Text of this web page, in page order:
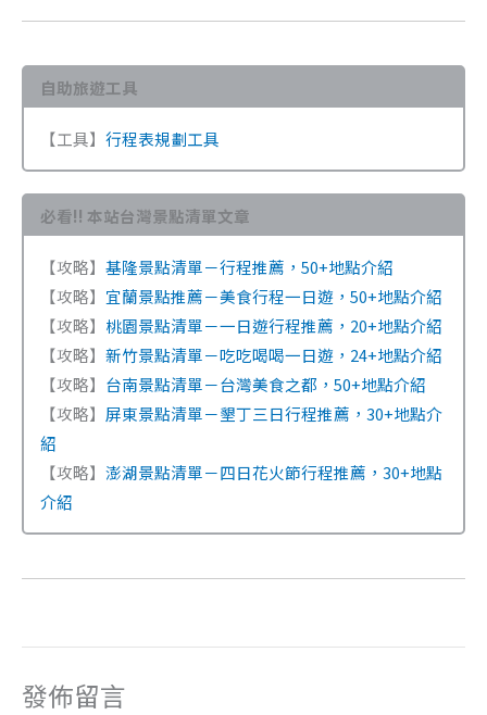
自助旅遊工具
【工具】 行程表規劃工具
必看!! 本站台灣景點清單文章
【攻略】 基隆景點清單－行程推薦，50+地點介紹
【攻略】 宜蘭景點推薦－美食行程一日遊，50+地點介紹
【攻略】 桃園景點清單－一日遊行程推薦，20+地點介紹
【攻略】 新竹景點清單－吃吃喝喝一日遊，24+地點介紹
【攻略】 台南景點清單－台灣美食之都，50+地點介紹
【攻略】 屏東景點清單－墾丁三日行程推薦，30+地點介
紹
【攻略】 澎湖景點清單－四日花火節行程推薦，30+地點
介紹
發佈留言